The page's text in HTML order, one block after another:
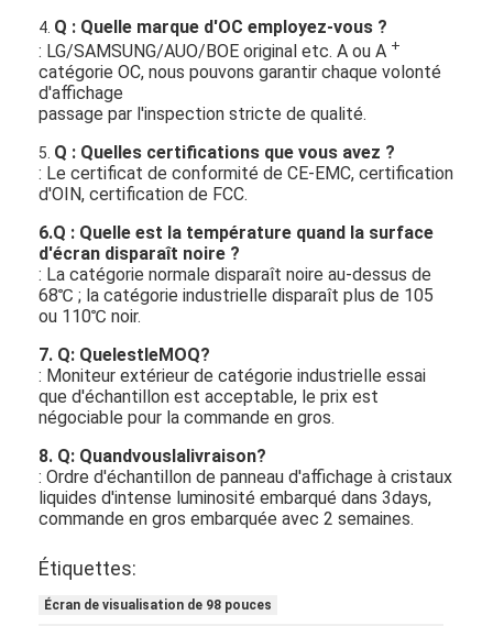
4. Q : Quelle marque d'OC employez-vous ?
: LG/SAMSUNG/AUO/BOE original etc. A ou A +
catégorie OC, nous pouvons garantir chaque volonté
d'affichage
passage par l'inspection stricte de qualité.
5. Q : Quelles certifications que vous avez ?
: Le certificat de conformité de CE-EMC, certification
d'OIN, certification de FCC.
6.Q : Quelle est la température quand la surface
d'écran disparaît noire ?
: La catégorie normale disparaît noire au-dessus de
68℃ ; la catégorie industrielle disparaît plus de 105
ou 110℃ noir.
7. Q: QuelestleMOQ?
: Moniteur extérieur de catégorie industrielle essai
que d'échantillon est acceptable, le prix est
négociable pour la commande en gros.
8. Q: Quandvouslalivraison?
: Ordre d'échantillon de panneau d'affichage à cristaux
liquides d'intense luminosité embarqué dans 3days,
commande en gros embarquée avec 2 semaines.
Étiquettes:
Écran de visualisation de 98 pouces